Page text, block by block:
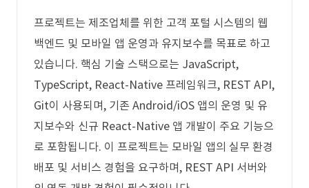
프로젝트는 제조업체를 위한 고객 포털 시스템의 웹
백엔드 및 모바일 앱 운영과 유지보수를 목표로 하고
있습니다. 핵심 기술 스택으로는 JavaScript,
TypeScript, React-Native 프레임워크, REST API,
Git이 사용되며, 기존 Android/iOS 앱의 운영 및 유
지보수와 신규 React-Native 앱 개발이 주요 기능으
로 포함됩니다. 이 프로젝트는 모바일 앱의 실무 환경
배포 및 서비스 경험을 요구하며, REST API 서버와